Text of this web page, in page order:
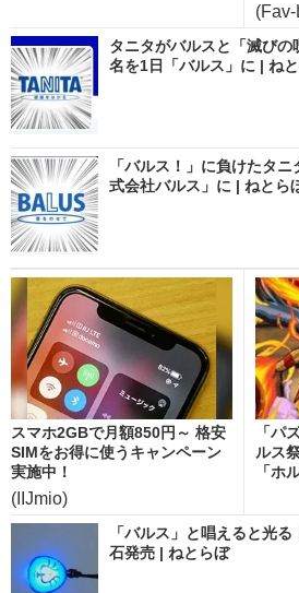
タニタがバルスと「滅び
名を1日「バルス」に | ね
「バルス！」に負けたタ
式会社バルス」に | ねとら
スマホ2GBで月額850円～ 格安
SIMをお得に使うキャンペーン
実施中！
(IIJmio)
「パ
ルス
「ホ
「バルス」と唱えると光
石発売 | ねとらぼ